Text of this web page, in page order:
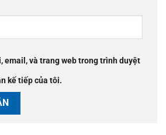
email, và trang web trong trình duyệt
kế tiếp của tôi.